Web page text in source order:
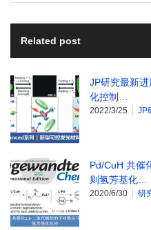
Related post
JP研究最新
化控制…
2022/3/25 JP
Pd/CuH 共催
则氢芳基化…
2020/6/30 研